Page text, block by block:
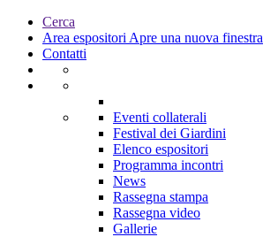
Cerca
Area espositori Apre una nuova finestra
Contatti
Eventi collaterali
Festival dei Giardini
Elenco espositori
Programma incontri
News
Rassegna stampa
Rassegna video
Gallerie